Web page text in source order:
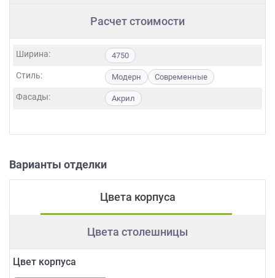
Расчет стоимости
Ширина: 4750
Стиль: Модерн Современные
Фасады: Акрил
Варианты отделки
Цвета корпуса
Цвета столешницы
Цвет корпуса